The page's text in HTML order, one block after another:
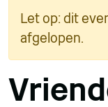
Let op: dit
afgelopen.